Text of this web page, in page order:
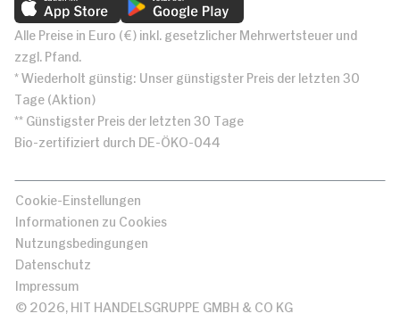
Alle Preise in Euro (€) inkl. gesetzlicher Mehrwertsteuer und
zzgl. Pfand.
* Wiederholt günstig: Unser günstigster Preis der letzten 30
Tage (Aktion)
** Günstigster Preis der letzten 30 Tage
Bio-zertifiziert durch DE-ÖKO-044
Cookie-Einstellungen
Informationen zu Cookies
Nutzungsbedingungen
Datenschutz
Impressum
© 2026, HIT HANDELSGRUPPE GMBH & CO KG